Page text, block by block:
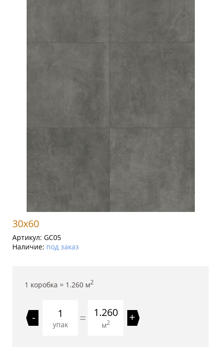
30x60
Артикул: GC05
Наличие: под заказ
1 коробка = 1.260 м2
-
упак = 1.260
м2 +